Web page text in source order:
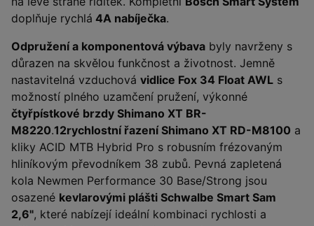
doplňuje rychlá 4A nabíječka.
Odpružení a komponentová výbava byly navrženy s
důrazen na skvělou funkčnost a životnost. Jemně
nastavitelná vzduchová vidlice Fox 34 Float AWL s
možností plného uzamčení pružení, výkonné
čtyřpístkové brzdy Shimano XT BR-
M8220.12rychlostní řazení Shimano XT RD-M8100 a
kliky ACID MTB Hybrid Pro s robusním frézovaným
hliníkovým převodníkem 38 zubů. Pevná zapletená
kola Newmen Performance 30 Base/Strong jsou
osazené kevlarovými plášti Schwalbe Smart Sam
2,6", které nabízejí ideální kombinaci rychlosti a